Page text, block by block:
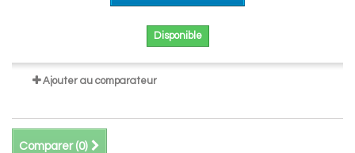
Disponible
Ajouter au comparateur
Comparer (0)